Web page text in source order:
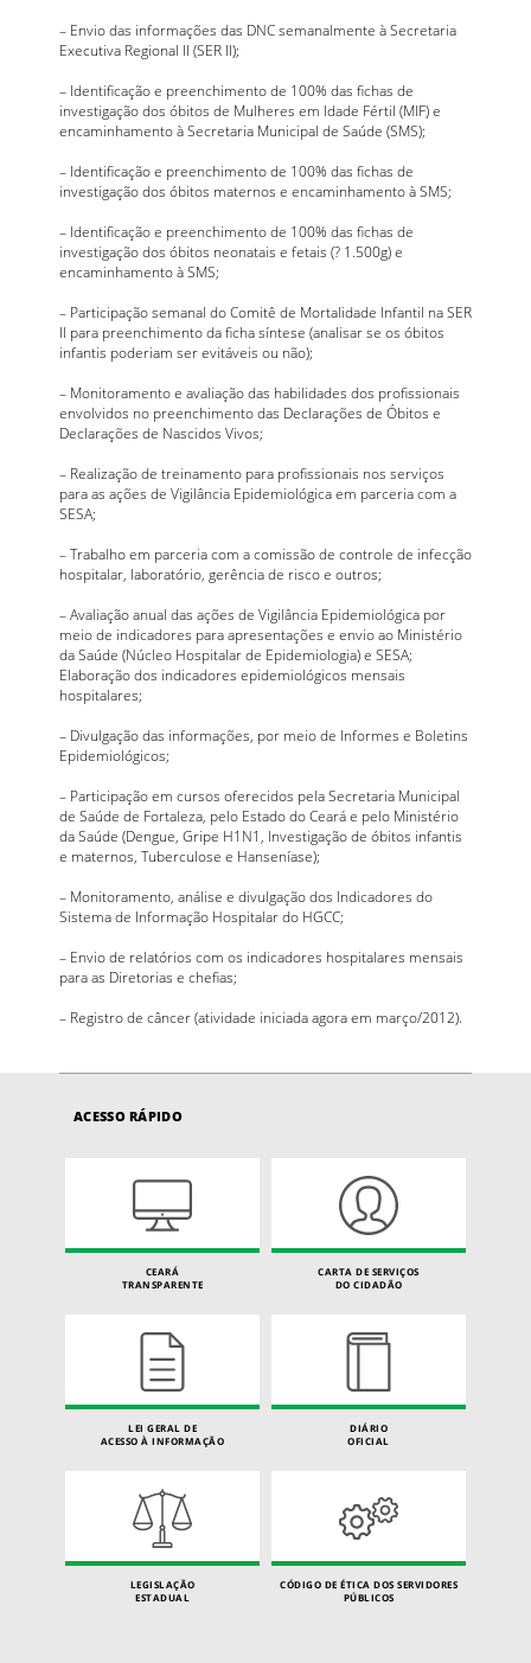
– Envio das informações das DNC semanalmente à Secretaria
Executiva Regional II (SER II);
– Identificação e preenchimento de 100% das fichas de
investigação dos óbitos de Mulheres em Idade Fértil (MIF) e
encaminhamento à Secretaria Municipal de Saúde (SMS);
– Identificação e preenchimento de 100% das fichas de
investigação dos óbitos maternos e encaminhamento à SMS;
– Identificação e preenchimento de 100% das fichas de
investigação dos óbitos neonatais e fetais (? 1.500g) e
encaminhamento à SMS;
– Participação semanal do Comitê de Mortalidade Infantil na SER
II para preenchimento da ficha síntese (analisar se os óbitos
infantis poderiam ser evitáveis ou não);
– Monitoramento e avaliação das habilidades dos profissionais
envolvidos no preenchimento das Declarações de Óbitos e
Declarações de Nascidos Vivos;
– Realização de treinamento para profissionais nos serviços
para as ações de Vigilância Epidemiológica em parceria com a
SESA;
– Trabalho em parceria com a comissão de controle de infecção
hospitalar, laboratório, gerência de risco e outros;
– Avaliação anual das ações de Vigilância Epidemiológica por
meio de indicadores para apresentações e envio ao Ministério
da Saúde (Núcleo Hospitalar de Epidemiologia) e SESA;
Elaboração dos indicadores epidemiológicos mensais
hospitalares;
– Divulgação das informações, por meio de Informes e Boletins
Epidemiológicos;
– Participação em cursos oferecidos pela Secretaria Municipal
de Saúde de Fortaleza, pelo Estado do Ceará e pelo Ministério
da Saúde (Dengue, Gripe H1N1, Investigação de óbitos infantis
e maternos, Tuberculose e Hanseníase);
– Monitoramento, análise e divulgação dos Indicadores do
Sistema de Informação Hospitalar do HGCC;
– Envio de relatórios com os indicadores hospitalares mensais
para as Diretorias e chefias;
– Registro de câncer (atividade iniciada agora em março/2012).
ACESSO RÁPIDO
CEARÁ
TRANSPARENTE
CARTA DE SERVIÇOS
DO CIDADÃO
LEI GERAL DE
ACESSO À INFORMAÇÃO
DIÁRIO
OFICIAL
LEGISLAÇÃO
ESTADUAL
CÓDIGO DE ÉTICA DOS SERVIDORES
PÚBLICOS